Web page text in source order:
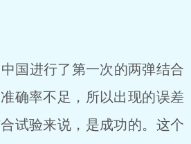
国进行了第一次的两弹结合
确率不足，所以出现的误差
试验来说，是成功的。这个